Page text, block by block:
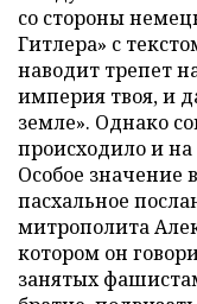
со стороны
Гитлера» с
наводит трепет
империя твоя, и
земле». Однако
происходило и
Особое значение
пасхальное
митрополита
котором он
занятых